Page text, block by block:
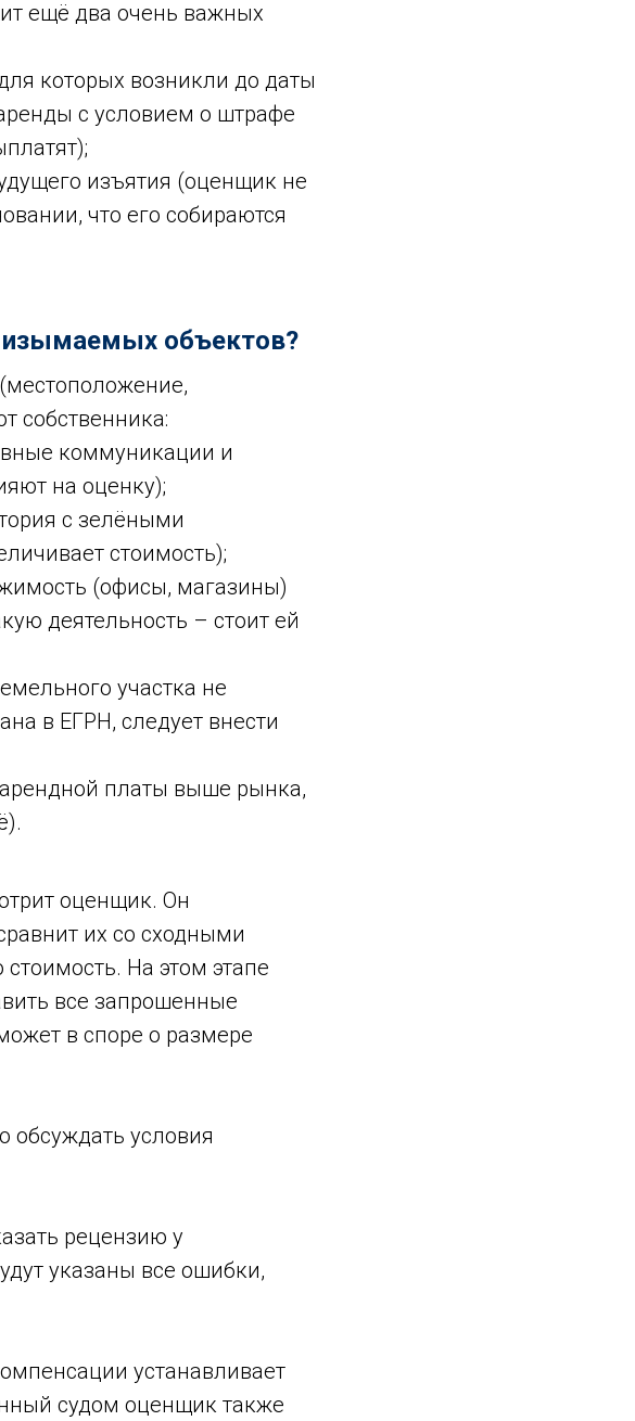
ещё два очень важных
которых возникли до даты
с условием о штрафе
;
изъятия (оценщик не
что его собираются
изымаемых объектов?
собственника:
коммуникации и
на оценку);
с зелёными
стоимость);
(офисы, магазины)
деятельность – стоит ей
участка не
в ЕГРН, следует внести
платы выше рынка,
оценщик. Он
их со сходными
На этом этапе
все запрошенные
в споре о размере
обсуждать условия
рецензию у
указаны все ошибки,
устанавливает
судом оценщик также